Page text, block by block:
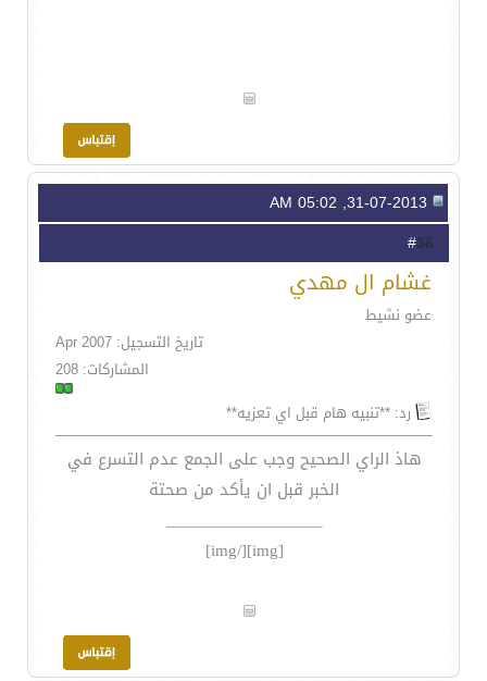
36
غشام ال مهدي
عضو نشيط
تاريخ التسجيل: Apr 2007
المشاركات: 208
رد: **تنبيه هام قبل اي تعزيه**
هاذ الراي الصحيح وجب على الجمع عدم التسرع في
الخبر قبل ان يأكد من صحتة
__________________
[img]
[/img]